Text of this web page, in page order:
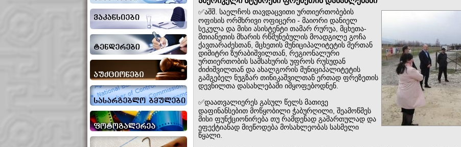
✅აშშ. საელჩოს თავდაცვითი ურთიერთობების
ოფისის ორმხრივი ოფიცერი - მაიორი დანიელ
სეკულა და მისი ასისტენტი თამარ რურუა, მცხეთა-
მთიანეთის მხარის რწმუნებულის მოადგილე გოჩა
ქავთარაძესთან, მცხეთის მუნიციპალიტეტის მერთან
დიმიტრი ზურაბიშვილთან, რეგიონალური
ურთიერთობის სამსახურის უფროს რუსუდან
ძიძიშვილთან და ახალგორის მუნიციპალიტეტის
გამგებელ ნუგზარ თინიკაშვილთან ერთად ფრეზეთის
დევნილთა დასახლებაში იმყოფებოდნენ.
✅დაათვალიერეს გასულ წელს მათივე
დაფინანსებით მოწყობილი ჭაბურღილი, შეამოწმეს
მისი ფუნქციონირება თუ რამდენად გამართულად და
ეფექტიანად მიეწოდება მოსახლეობას სასმელი
წყალი.